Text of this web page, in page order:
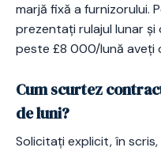
marjă fixă a furnizorului.
prezentați rulajul lunar
peste £8 000/lună aveți
Cum scurtez
de luni?
Solicitați explicit, în